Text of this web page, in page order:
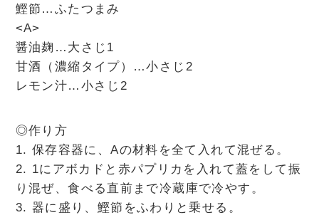
鰹節…ふたつまみ
<A>
醤油麹…大さじ1
甘酒（濃縮タイプ）…小さじ2
レモン汁…小さじ2
◎作り方
1. 保存容器に、Aの材料を全て入れて混ぜる。
2. 1にアボカドと赤パプリカを入れて蓋をして振
り混ぜ、食べる直前まで冷蔵庫で冷やす。
3. 器に盛り、鰹節をふわりと乗せる。